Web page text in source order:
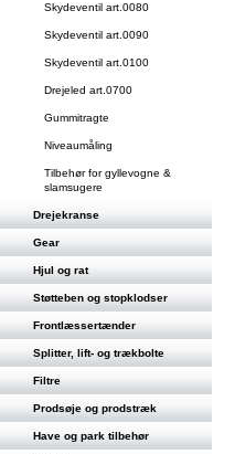
Skydeventil art.0080
Skydeventil art.0090
Skydeventil art.0100
Drejeled art.0700
Gummitragte
Niveaumåling
Tilbehør for gyllevogne &
slamsugere
Drejekranse
Gear
Hjul og rat
Støtteben og stopklodser
Frontlæssertænder
Splitter, lift- og trækbolte
Filtre
Prodsøje og prodstræk
Have og park tilbehør